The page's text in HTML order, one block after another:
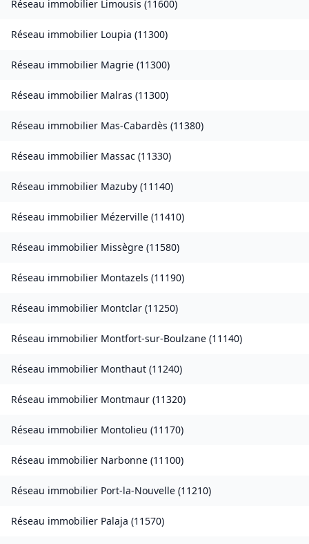
Réseau immobilier Limousis (11600)
Réseau immobilier Loupia (11300)
Réseau immobilier Magrie (11300)
Réseau immobilier Malras (11300)
Réseau immobilier Mas-Cabardès (11380)
Réseau immobilier Massac (11330)
Réseau immobilier Mazuby (11140)
Réseau immobilier Mézerville (11410)
Réseau immobilier Missègre (11580)
Réseau immobilier Montazels (11190)
Réseau immobilier Montclar (11250)
Réseau immobilier Montfort-sur-Boulzane (11140)
Réseau immobilier Monthaut (11240)
Réseau immobilier Montmaur (11320)
Réseau immobilier Montolieu (11170)
Réseau immobilier Narbonne (11100)
Réseau immobilier Port-la-Nouvelle (11210)
Réseau immobilier Palaja (11570)